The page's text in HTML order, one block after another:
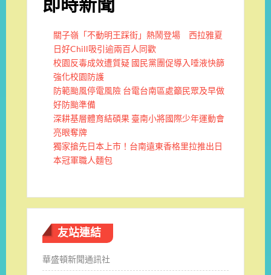
關子嶺「不動明王踩街」熱鬧登場 西拉雅夏
日好Chill吸引逾兩百人同歡
校園反毒成效遭質疑 國民黨團促導入唾液快篩
強化校園防護
防範颱風停電風險 台電台南區處籲民眾及早做
好防颱準備
深耕基層體育結碩果 臺南小將國際少年運動會
亮眼奪牌
獨家搶先日本上市！台南遠東香格里拉推出日
本冠軍職人麵包
友站連結
華盛頓新聞通訊社